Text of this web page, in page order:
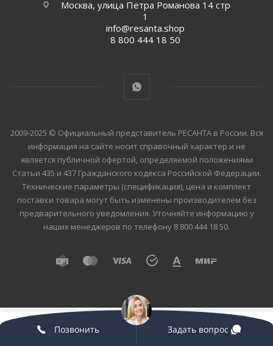
Москва, улица Петра Романова 14 стр
1
info@resanta.shop
8 800 444 18 50
2009-2025 © Официальный представитель РЕСАНТА в России. Вся
информация на сайте носит справочный характер и не
является публичной офертой, определяемой положениями
Статьи 435 и 437 Гражданского кодекса Российской Федерации.
Технические параметры (спецификация), цена и комплект
поставки товара могут быть изменены производителем без
предварительного уведомления. Уточняйте информацию у
наших менеджеров по телефону 8 800 444 18 50.
Контакты
Позвонить Задать вопрос